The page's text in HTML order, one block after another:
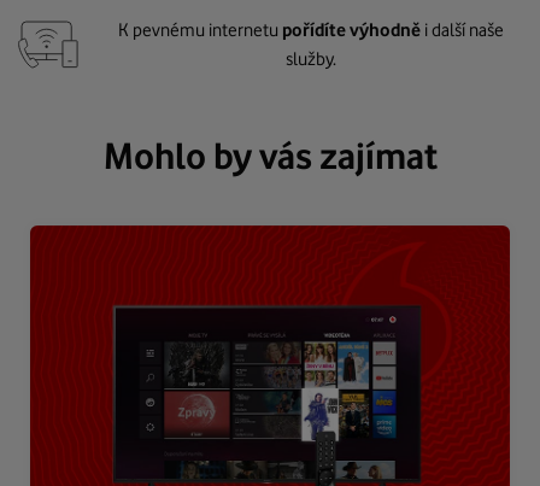
K pevnému internetu pořídíte výhodně i další naše
služby.
Mohlo by vás zajímat